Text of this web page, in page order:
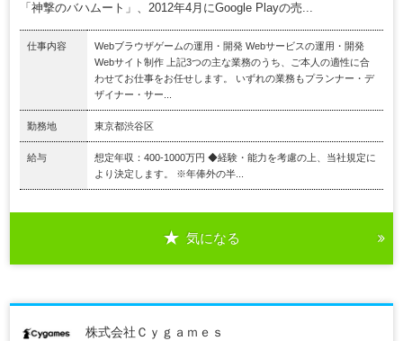
「神撃のバハムート」、2012年4月にGoogle Playの売...
仕事内容
Webブラウザゲームの運用・開発 Webサービスの運用・開発
Webサイト制作 上記3つの主な業務のうち、ご本人の適性に合
わせてお仕事をお任せします。 いずれの業務もプランナー・デ
ザイナー・サー...
勤務地 東京都渋谷区
給与
想定年収：400-1000万円 ◆経験・能力を考慮の上、当社規定に
より決定します。 ※年俸外の半...
気になる
株式会社Ｃｙｇａｍｅｓ